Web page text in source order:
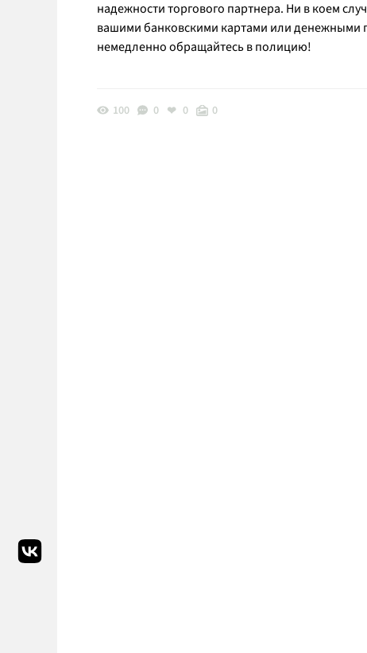
надежности торгового партнера. Ни в коем
вашими банковскими картами или денежными
немедленно обращайтесь в полицию!
100 0 0 0